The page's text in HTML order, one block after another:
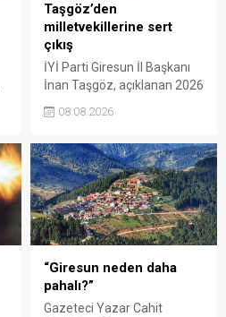
Taşgöz’den
milletvekillerine sert
çıkış
İYİ Parti Giresun İl Başkanı
İnan Taşgöz, açıklanan 2026
yılı fındık alım fiyatı
üzerinden iktidar
eleştirdi. Taşgöz, üreticinin
emeğinin karşılığını
alamadığını savunarak,
Giresun milletvekillerini
sessiz kalmakla suçladı.
08.08.2026
“Giresun neden daha
pahalı?”
Gazeteci Yazar Cahit